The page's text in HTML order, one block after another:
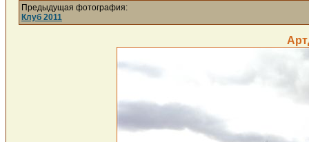
Предыдущая фотография:
Клуб 2011